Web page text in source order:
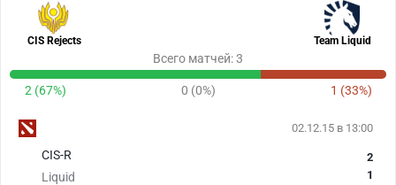
CIS Rejects Team Liquid
Всего матчей: 3
2 (67%) 0 (0%) 1 (33%)
02.12.15 в 13:00
CIS-R
Liquid
2
1